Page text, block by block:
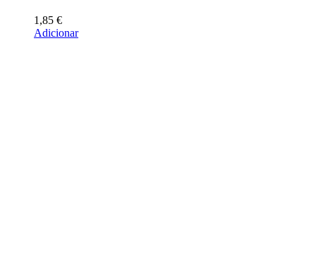
1,85 €
Adicionar